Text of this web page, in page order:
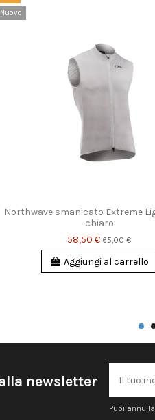
Nuovo
Northwave smanicato Extreme
chiaro
58,50 € 65,00 €
Aggiungi al carrello
newsletter
Puoi